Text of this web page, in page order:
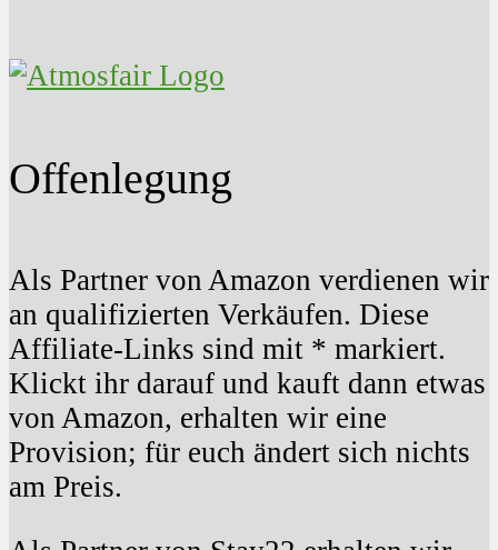
Offenlegung
Als Partner von Amazon verdienen wir
an qualifizierten Verkäufen. Diese
Affiliate-Links sind mit * markiert.
Klickt ihr darauf und kauft dann etwas
von Amazon, erhalten wir eine
Provision; für euch ändert sich nichts
am Preis.